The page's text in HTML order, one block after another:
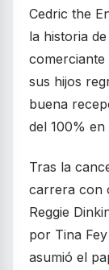
Cedric the
la historia
comerciante
sus hijos
buena
del 100% en
Tras la
carrera con
Reggie
por Tina
asumió el